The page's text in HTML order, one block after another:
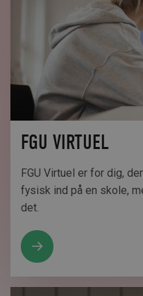
FGU VIRTUEL
FGU Virtuel er for dig,
fysisk ind på en skole,
det.